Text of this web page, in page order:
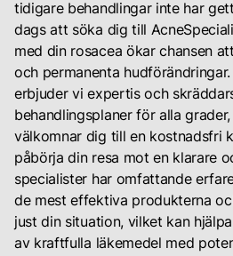
tidigare behandlingar inte har
dags att söka dig till
med din rosacea ökar chansen
och permanenta
erbjuder vi expertis och
behandlingsplaner för alla
välkomnar dig till en kostnadsfri
påbörja din resa mot en klarare
specialister har omfattande
de mest effektiva produkterna
just din situation, vilket kan
av kraftfulla läkemedel med